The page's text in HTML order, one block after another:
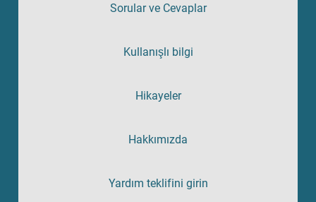
Sorular ve Cevaplar
Kullanışlı bilgi
Hikayeler
Hakkımızda
Yardım teklifini girin